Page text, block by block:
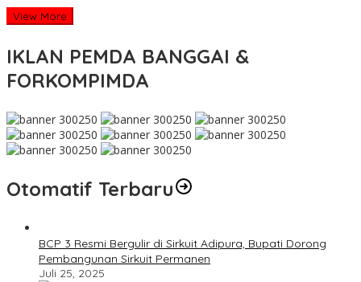
View More
IKLAN PEMDA BANGGAI &
FORKOMPIMDA
Otomatif Terbaru
BCP 3 Resmi Bergulir di Sirkuit Adipura, Bupati Dorong
Pembangunan Sirkuit Permanen
Juli 25, 2025